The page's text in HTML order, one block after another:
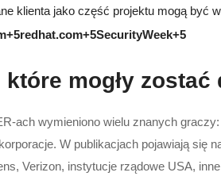
klienta jako część projektu mogą być
mogły zostać
ach wymieniono wielu znanych
W publikacjach pojawiają się
Verizon, instytucje rządowe USA,